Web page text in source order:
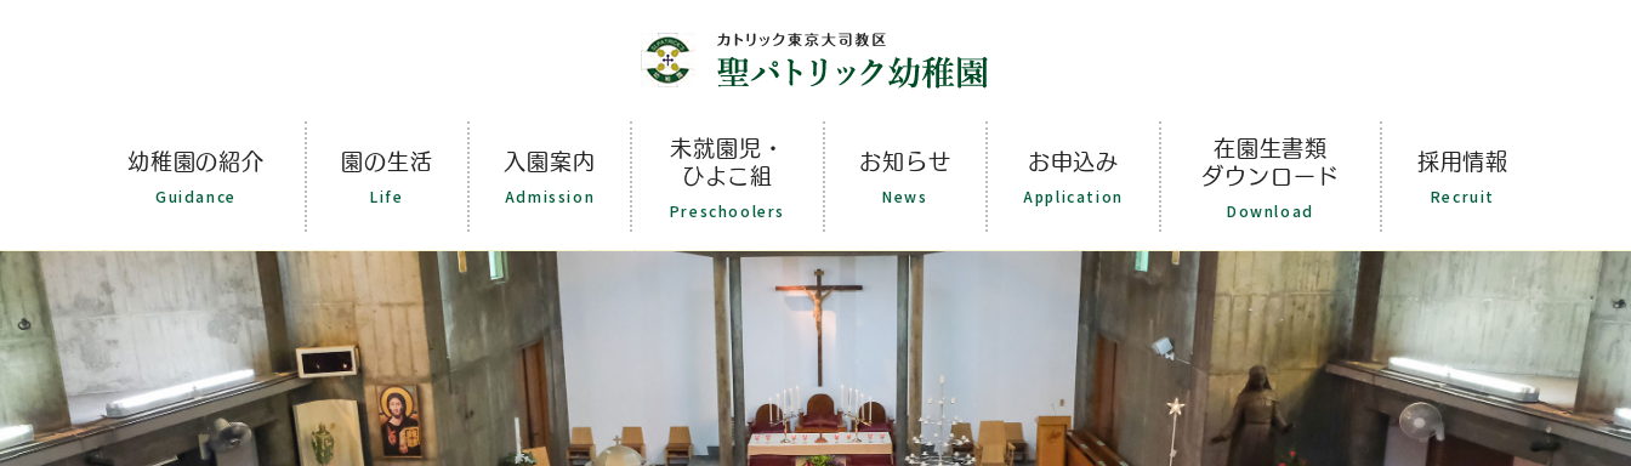
幼稚園の紹介
Guidance
園の生活
Life
入園案内
Admission
未就園児・
ひよこ組
Preschoolers
お知らせ
News
お申込み
Application
在園生書類
ダウンロード
Download
採用情報
Recruit